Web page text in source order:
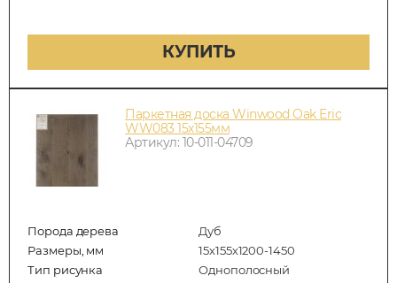
КУПИТЬ
Паркетная доска Winwood Oak Eric
WW083 15х155мм
Артикул: 10-011-04709
Порода дерева
Дуб
Размеры, мм
15х155х1200-1450
Тип рисунка
Однополосный